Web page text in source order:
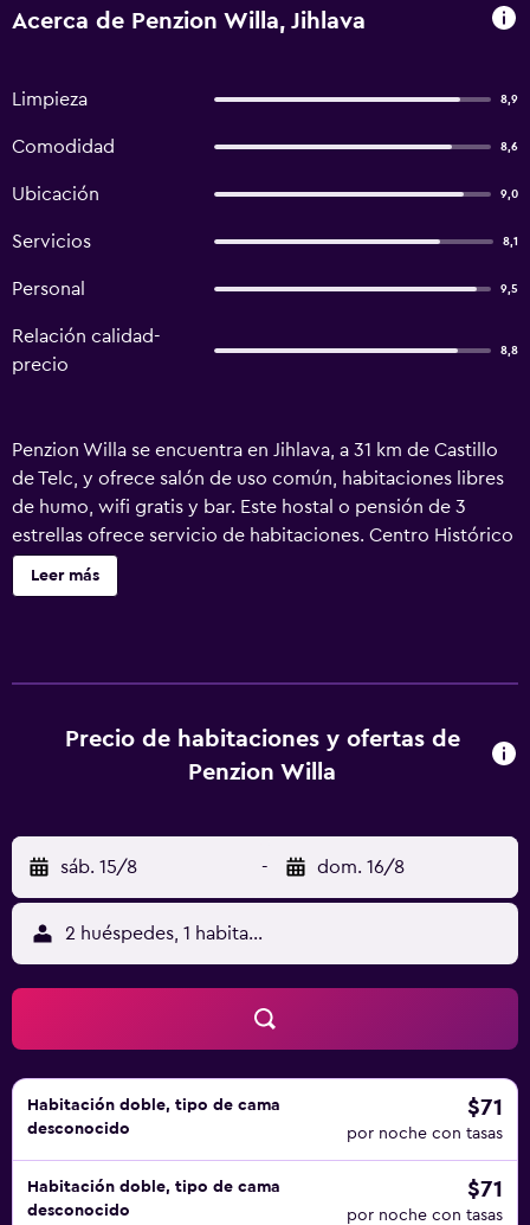
Acerca de Penzion Willa, Jihlava
Limpieza 8,9
Comodidad 8,6
Ubicación 9,0
Servicios 8,1
Personal 9,5
Relación calidad-
precio
8,8
Penzion Willa se encuentra en Jihlava, a 31 km de Castillo
de Telc, y ofrece salón de uso común, habitaciones libres
de humo, wifi gratis y bar. Este hostal o pensión de 3
estrellas ofrece servicio de habitaciones. Centro Histórico
de Telč está a 31 km del hostal o pensión y Basílica de San
Procopio, a 34 km. En el hostal o pensión, todas las
aeropuerto (Aeropuerto de Brno-Tuřany) está a 90 km, y el
alojamiento ofrece servicio de traslado de pago para ir o
Leer más
Precio de habitaciones y ofertas de
Penzion Willa
sáb. 15/8 - dom. 16/8
2 huéspedes, 1 habitación
Habitación doble, tipo de cama
desconocido
$71
por noche con tasas
Habitación doble, tipo de cama
desconocido
$71
por noche con tasas